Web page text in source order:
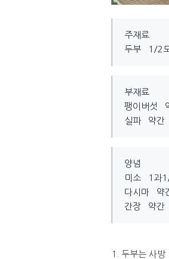
주재료
두부 1/2
부재료
팽이버섯
실파 약간
양념
미소 1과
다시마 약
간장 약간
1. 두부는 사방